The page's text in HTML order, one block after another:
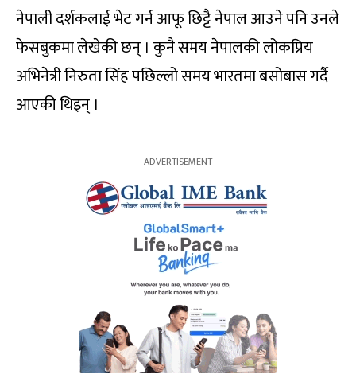
नेपाली दर्शकलाई भेट गर्न आफू छिट्टै नेपाल आउने पनि उनले
फेसबुकमा लेखेकी छन् । कुनै समय नेपालकी लोकप्रिय
अभिनेत्री निरुता सिंह पछिल्लो समय भारतमा बसोबास गर्दै
आएकी थिइन् ।